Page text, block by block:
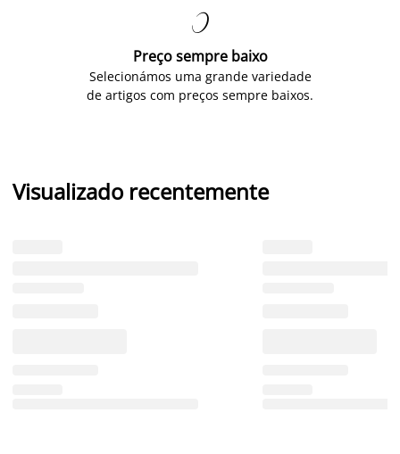

Preço sempre baixo
Selecionámos uma grande variedade
de artigos com preços sempre baixos.
Visualizado recentemente